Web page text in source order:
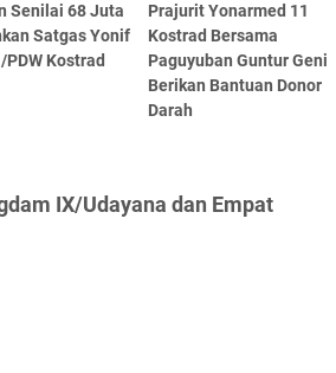
Senilai 68 Juta
Satgas Yonif
PDW Kostrad
Prajurit Yonarmed 11
Kostrad Bersama
Paguyuban Guntur Geni
Berikan Bantuan Donor
Darah
IX/Udayana dan Empat